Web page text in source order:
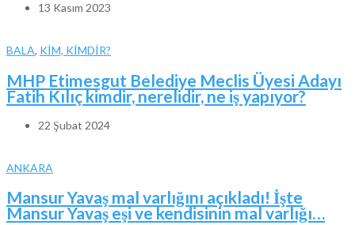
13 Kasım 2023
BALA, KİM, KİMDİR?
MHP Etimesgut Belediye Meclis Üyesi Adayı
Fatih Kılıç kimdir, nerelidir, ne iş yapıyor?
22 Şubat 2024
ANKARA
Mansur Yavaş mal varlığını açıkladı! İşte
Mansur Yavaş eşi ve kendisinin mal varlığı…